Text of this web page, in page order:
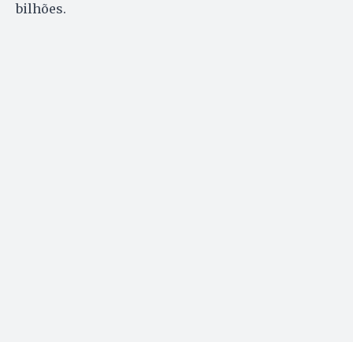
bilhões.